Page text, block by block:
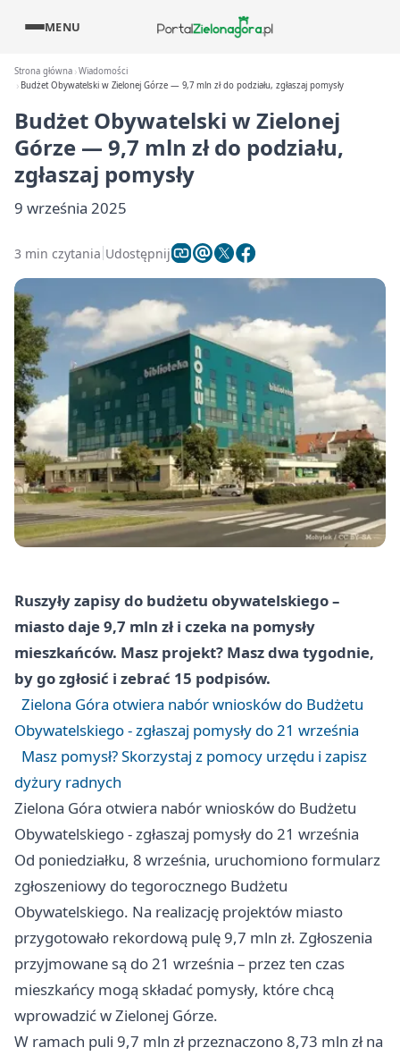
MENU
Strona główna Wiadomości
Budżet Obywatelski w Zielonej Górze — 9,7 mln zł do podziału, zgłaszaj pomysły
Budżet Obywatelski w Zielonej
Górze — 9,7 mln zł do podziału,
zgłaszaj pomysły
9 września 2025
3 min czytania Udostępnij
Ruszyły zapisy do budżetu obywatelskiego –
miasto daje 9,7 mln zł i czeka na pomysły
mieszkańców. Masz projekt? Masz dwa tygodnie,
by go zgłosić i zebrać 15 podpisów.
Zielona Góra otwiera nabór wniosków do Budżetu
Obywatelskiego - zgłaszaj pomysły do 21 września
Masz pomysł? Skorzystaj z pomocy urzędu i zapisz
dyżury radnych
Zielona Góra otwiera nabór wniosków do Budżetu
Obywatelskiego - zgłaszaj pomysły do 21 września
Od poniedziałku, 8 września, uruchomiono formularz
zgłoszeniowy do tegorocznego Budżetu
Obywatelskiego. Na realizację projektów miasto
przygotowało rekordową pulę 9,7 mln zł. Zgłoszenia
przyjmowane są do 21 września – przez ten czas
mieszkańcy mogą składać pomysły, które chcą
wprowadzić w Zielonej Górze.
W ramach puli 9,7 mln zł przeznaczono 8,73 mln zł na